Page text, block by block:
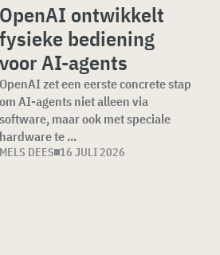
OpenAI ontwikkelt
fysieke bediening
voor AI-agents
OpenAI zet een eerste concrete stap
om AI-agents niet alleen via
software, maar ook met speciale
hardware te ...
MELS DEES 16 JULI 2026